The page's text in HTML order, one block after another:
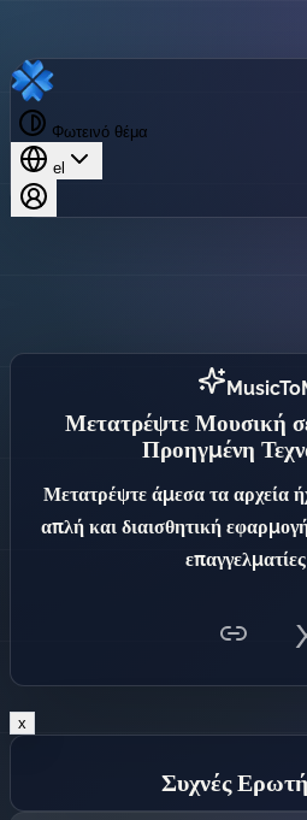
Φωτεινό θέμα
el
Μετατρέψτε Μουσική
Προηγμένη
Μετατρέψτε άμεσα τα αρχεία
απλή και διαισθητική
x
Συχνές